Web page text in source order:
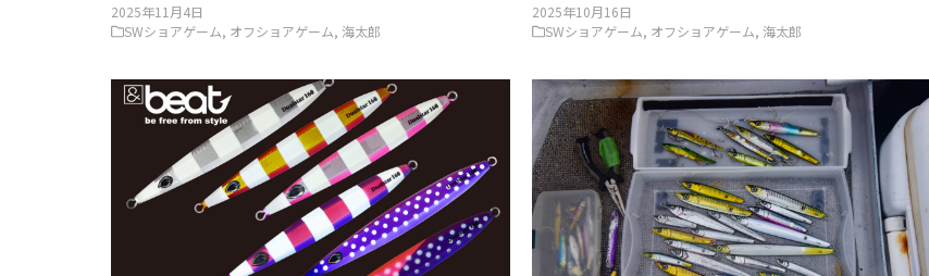
2025年11月4日
SWショアゲーム, オフショアゲーム, 海太郎
2025年10月16日
SWショアゲーム, オフショアゲーム, 海太郎